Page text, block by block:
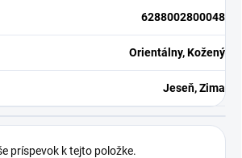
6288002800048
Orientálny, Kožený
Jeseň, Zima
príspevok k tejto položke.